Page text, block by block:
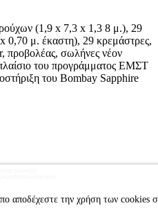
(1,9 x 7,3 x 1,3 8 μ.), 29
0,70 μ. έκαστη), 29 κρεμάστρες,
προβολέας, σωλήνες νέον
του προγράμματος ΕΜΣΤ
του Bombay Sapphire
αποδέχεστε την χρήση των cookies